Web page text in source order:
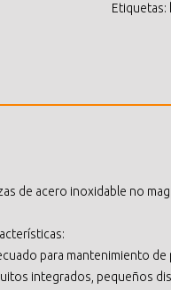
Etiquetas:
de acero inoxidable no
para mantenimiento
integrados, pequeños